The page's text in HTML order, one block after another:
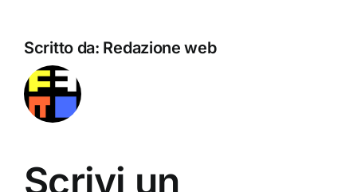
Scritto da: Redazione web
Scrivi un